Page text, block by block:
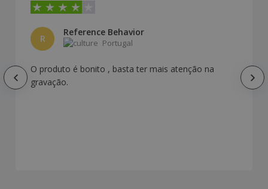
R
Reference Behavior
Portugal
O produto é bonito , basta ter mais atenção na
gravação.